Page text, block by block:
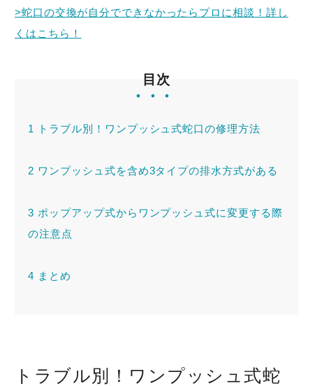
トラブル事例
>蛇口の交換が自分でできなかったらプロに相談！詳し
くはこちら！
目次
1 トラブル別！ワンプッシュ式蛇口の修理方法
2 ワンプッシュ式を含め3タイプの排水方式がある
3 ポップアップ式からワンプッシュ式に変更する際
の注意点
4 まとめ
トラブル別！ワンプッシュ式蛇